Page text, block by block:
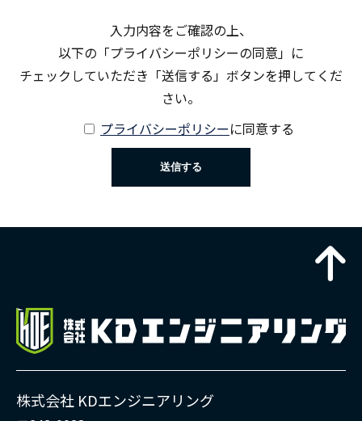
入力内容をご確認の上、
以下の「プライバシーポリシーの同意」に
チェックしていただき「送信する」ボタンを押してくだ
さい。
プライバシーポリシーに同意する
株式会社 KDエンジニアリング